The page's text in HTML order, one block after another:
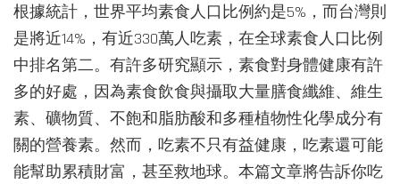
根據統計，世界平均素食人口比例約是5%，而台灣則
是將近14%，有近330萬人吃素，在全球素食人口比例
中排名第二。有許多研究顯示，素食對身體健康有許
多的好處，因為素食飲食與攝取大量膳食纖維、維生
素、礦物質、不飽和脂肪酸和多種植物性化學成分有
關的營養素。然而，吃素不只有益健康，吃素還可能
能幫助累積財富，甚至救地球。本篇文章將告訴你吃